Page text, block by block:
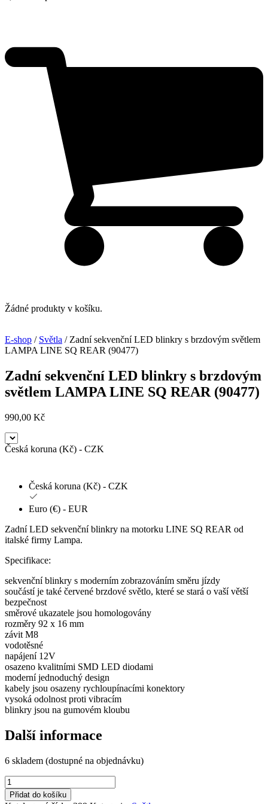
Žádné produkty v košíku.
E-shop / Světla / Zadní sekvenční LED blinkry s brzdovým světlem
LAMPA LINE SQ REAR (90477)
Zadní sekvenční LED blinkry s brzdovým
světlem LAMPA LINE SQ REAR (90477)
990,00 Kč
Česká koruna (Kč) - CZK
Česká koruna (Kč) - CZK
Euro (€) - EUR
Zadní LED sekvenční blinkry na motorku LINE SQ REAR od
italské firmy Lampa.
Specifikace:
sekvenční blinkry s moderním zobrazováním směru jízdy
součástí je také červené brzdové světlo, které se stará o vaší větší
bezpečnost
směrové ukazatele jsou homologovány
rozměry 92 x 16 mm
závit M8
vodotěsné
napájení 12V
osazeno kvalitními SMD LED diodami
moderní jednoduchý design
kabely jsou osazeny rychloupínacími konektory
vysoká odolnost proti vibracím
blinkry jsou na gumovém kloubu
Další informace
6 skladem (dostupné na objednávku)
Zadní
sekvenční
LED
Přidat do košíku